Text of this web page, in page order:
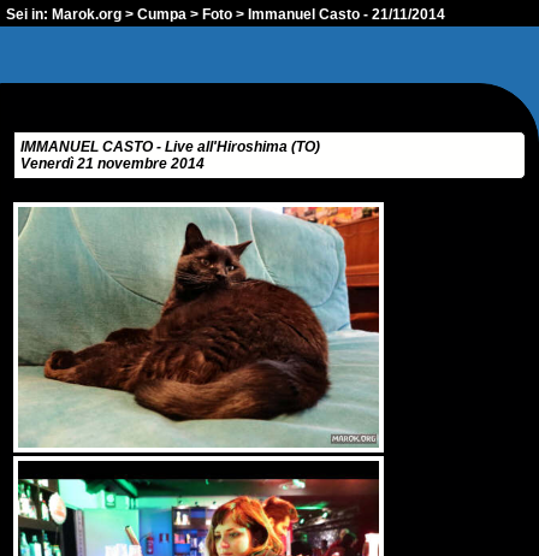
Sei in: Marok.org > Cumpa > Foto > Immanuel Casto - 21/11/2014
IMMANUEL CASTO - Live all'Hiroshima (TO)
Venerdì 21 novembre 2014